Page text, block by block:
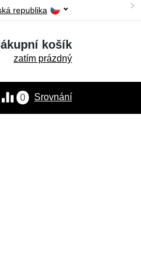
republika
košík
zatím prázdný
0 Srovnání